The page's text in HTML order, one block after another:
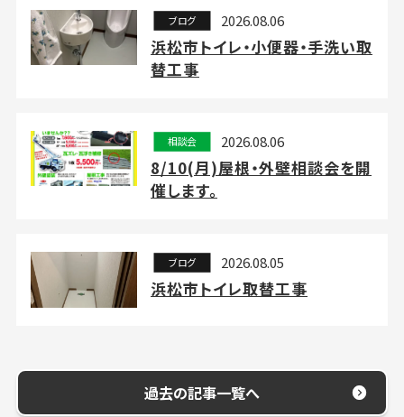
ブログ 2026.08.06
浜松市トイレ・小便器・手洗い取
替工事
相談会 2026.08.06
8/10(月)屋根・外壁相談会を開
催します。
ブログ 2026.08.05
浜松市トイレ取替工事
過去の記事一覧へ